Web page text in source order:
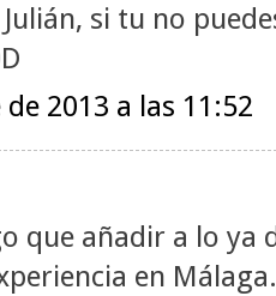
si tu no
2013 a las 11:52
que añadir a lo
en